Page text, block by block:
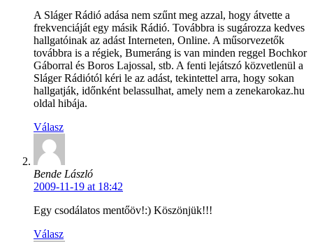
A Sláger Rádió adása nem szűnt meg azzal, hogy átvette a
frekvenciáját egy másik Rádió. Továbbra is sugározza kedves
hallgatóinak az adást Interneten, Online. A műsorvezetők
továbbra is a régiek, Bumeráng is van minden reggel Bochkor
Gáborral és Boros Lajossal, stb. A fenti lejátszó közvetlenül a
Sláger Rádiótól kéri le az adást, tekintettel arra, hogy sokan
hallgatják, időnként belassulhat, amely nem a zenekarokaz.hu
oldal hibája.
Válasz
Bende László
2009-11-19 at 18:42
Egy csodálatos mentőöv!:) Köszönjük!!!
Válasz